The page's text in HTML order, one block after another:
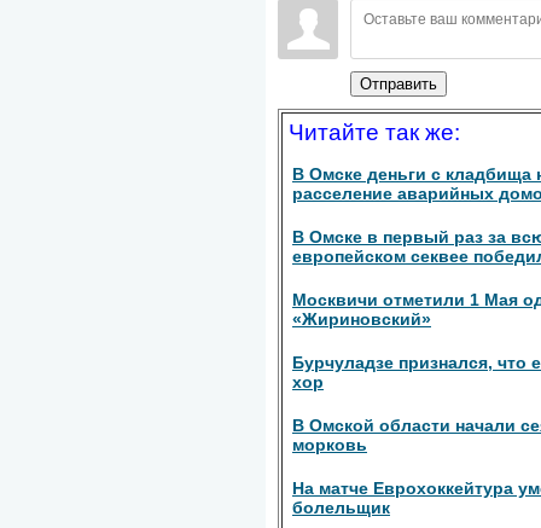
Отправить
Читайте так же:
В Омске деньги с кладбища
расселение аварийных
В Омске в первый раз за
европейском секвее
Москвичи отметили 1 Мая
«Жириновский»
Бурчуладзе признался, что
хор
В Омской области начали
морковь
На матче Еврохоккейтура
болельщик